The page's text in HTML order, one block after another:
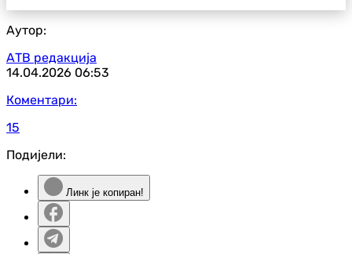
Аутор:
АТВ редакција
14.04.2026 06:53
Коментари:
15
Подијели:
Линк је копиран!